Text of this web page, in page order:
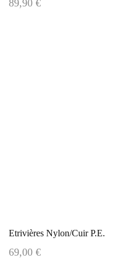
89,90 €
Etrivières Nylon/Cuir P.E.
69,00 €